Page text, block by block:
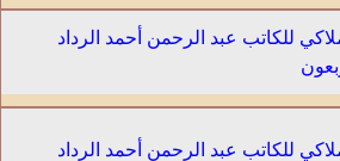
للكاتب عبد الرحمن أحمد الرداد
للكاتب عبد الرحمن أحمد الرداد